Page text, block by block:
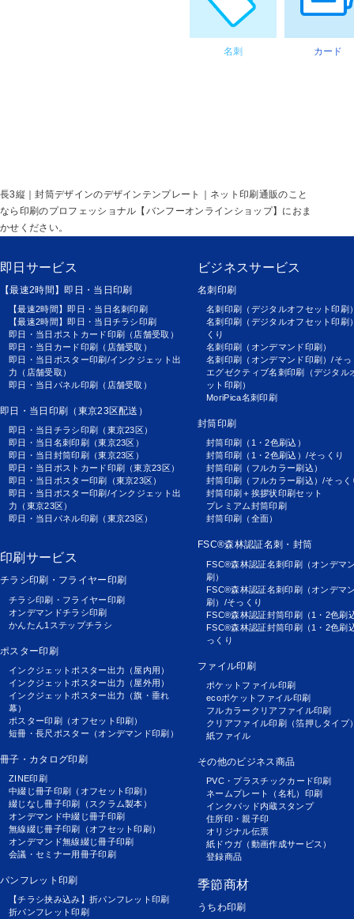
名刺 カード
長3縦｜封筒デザインのデザインテンプレート｜ネット印刷通販のこと
なら印刷のプロフェッショナル【バンフーオンラインショップ】におま
かせください。
即日サービス
【最速2時間】即日・当日印刷
【最速2時間】即日・当日名刺印刷
【最速2時間】即日・当日チラシ印刷
即日・当日ポストカード印刷（店舗受取）
即日・当日カード印刷（店舗受取）
即日・当日ポスター印刷/インクジェット出
力（店舗受取）
即日・当日パネル印刷（店舗受取）
即日・当日印刷（東京23区配送）
即日・当日チラシ印刷（東京23区）
即日・当日名刺印刷（東京23区）
即日・当日封筒印刷（東京23区）
即日・当日ポストカード印刷（東京23区）
即日・当日ポスター印刷（東京23区）
即日・当日ポスター印刷/インクジェット出
力（東京23区）
即日・当日パネル印刷（東京23区）
印刷サービス
チラシ印刷・フライヤー印刷
チラシ印刷・フライヤー印刷
オンデマンドチラシ印刷
かんたん1ステップチラシ
ポスター印刷
インクジェットポスター出力（屋内用）
インクジェットポスター出力（屋外用）
インクジェットポスター出力（旗・垂れ
幕）
ポスター印刷（オフセット印刷）
短冊・長尺ポスター（オンデマンド印刷）
冊子・カタログ印刷
ZINE印刷
中綴じ冊子印刷（オフセット印刷）
綴じなし冊子印刷（スクラム製本）
オンデマンド中綴じ冊子印刷
無線綴じ冊子印刷（オフセット印刷）
オンデマンド無線綴じ冊子印刷
会議・セミナー用冊子印刷
パンフレット印刷
【チラシ挟み込み】折パンフレット印刷
折パンフレット印刷
ビジネスサービス
名刺印刷
名刺印刷（デジタルオフセット印刷
名刺印刷（デジタルオフセット印刷
くり
名刺印刷（オンデマンド印刷）
名刺印刷（オンデマンド印刷）/そっ
エグゼクティブ名刺印刷（デジタル
ット印刷）
MoriPica名刺印刷
封筒印刷
封筒印刷（1・2色刷込）
封筒印刷（1・2色刷込）/そっくり
封筒印刷（フルカラー刷込）
封筒印刷（フルカラー刷込）/そっく
封筒印刷＋挨拶状印刷セット
プレミアム封筒印刷
封筒印刷（全面）
FSC®森林認証名刺・封筒
FSC®森林認証名刺印刷（オンデマ
刷）
FSC®森林認証名刺印刷（オンデマ
刷）/そっくり
FSC®森林認証封筒印刷（1・2色刷
FSC®森林認証封筒印刷（1・2色刷
っくり
ファイル印刷
ポケットファイル印刷
ecoポケットファイル印刷
フルカラークリアファイル印刷
クリアファイル印刷（箔押しタイプ
紙ファイル
その他のビジネス商品
PVC・プラスチックカード印刷
ネームプレート（名札）印刷
インクパッド内蔵スタンプ
住所印・親子印
オリジナル伝票
紙ドウガ（動画作成サービス）
登録商品
季節商材
うちわ印刷